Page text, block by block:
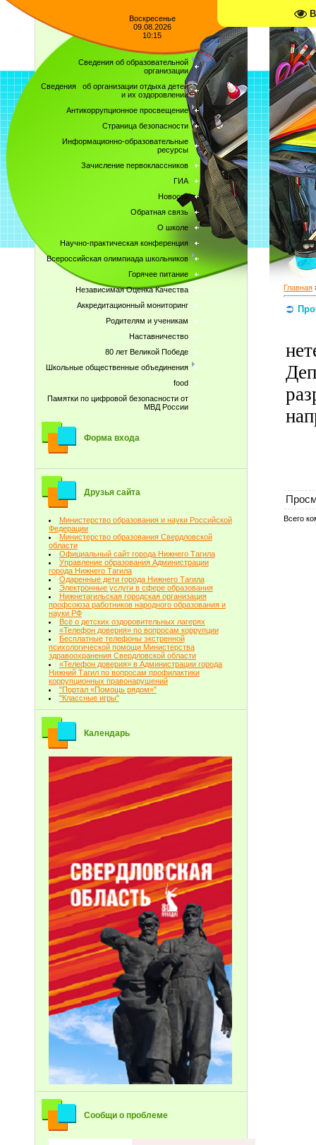
Воскресенье
09.08.2026
10:15
Сведения об образовательной
организации
Сведения об организации отдыха детей
и их оздоровлении
Антикоррупционное просвещение
Страница безопасности
Информационно-образовательные
ресурсы
Зачисление первоклассников
ГИА
Новости
Обратная связь
О школе
Научно-практическая конференция
Всероссийская олимпиада школьников
Горячее питание
Независимая Оценка Качества
Аккредитационный мониторинг
Родителям и ученикам
Наставничество
80 лет Великой Победе
Школьные общественные объединения
food
Памятки по цифровой безопасности от
МВД России
Форма входа
Друзья сайта
Министерство образования и науки Российской
Федерации
Министерство образования Свердловской
области
Официальный сайт города Нижнего Тагила
Управление образования Администрации
города Нижнего Тагила
Одаренные дети города Нижнего Тагила
Электронные услуги в сфере образования
Нижнетагильская городская организация
профсоюза работников народного образования и
науки РФ
Всё о детских оздоровительных лагерях
«Телефон доверия» по вопросам коррупции
Бесплатные телефоны экстренной
психологической помощи Министерства
здравоохранения Свердловской области
«Телефон доверия» в Администрации города
Нижний Тагил по вопросам профилактики
коррупционных правонарушений
"Портал «Помощь рядом»"
"Классные игры"
Календарь
Сообщи о проблеме
Главная
Всего